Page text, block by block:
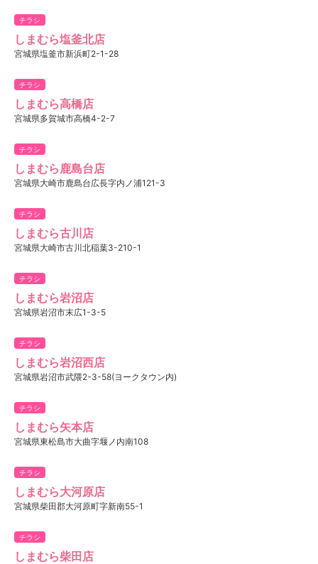
チラシ
しまむら塩釜北店
宮城県塩釜市新浜町2-1-28
チラシ
しまむら高橋店
宮城県多賀城市高橋4-2-7
チラシ
しまむら鹿島台店
宮城県大崎市鹿島台広長字内ノ浦121-3
チラシ
しまむら古川店
宮城県大崎市古川北稲葉3-210-1
チラシ
しまむら岩沼店
宮城県岩沼市末広1-3-5
チラシ
しまむら岩沼西店
宮城県岩沼市武隈2-3-58(ヨークタウン内)
チラシ
しまむら矢本店
宮城県東松島市大曲字堰ノ内南108
チラシ
しまむら大河原店
宮城県柴田郡大河原町字新南55-1
チラシ
しまむら柴田店